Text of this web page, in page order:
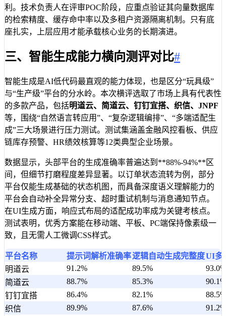
利。技术负责人在评审POC阶段，应重点验证其向量数据库
的检索精度、缓存命中率以及多租户资源隔离机制。只有底
座扎实，上层应用才能承载核心业务的长期演进。
三、智能生成能力横向测评对比#
智能生成是AI低代码最直观的能力体现，也是区分“玩具级”
与“生产级”平台的分水岭。本次横评选取了市场上具有代表性
的多款产品，包括明道云、简道云、钉钉宜搭、织信、JNPF
等，围绕“自然语言转应用”、“复杂逻辑编排”、“多端适配生
成”三大场景进行压力测试。测试集涵盖金融风控看板、供应
链库存预警、HR绩效核算等12类典型企业场景。
数据显示，头部平台的生成准确率普遍达到**88%-94%**区
间，但细节打磨程度差异显著。以订单状态流转为例，部分
平台仅能生成基础的状态机图，而具备深度语义理解能力的
平台会自动补全异常分支、超时重试机制与消息通知节点。
在UI生成方面，响应式布局的适配成功率成为关键考核点。
测试表明，优秀方案能在移动端、平板、PC端保持像素级一
致，且无需人工微调CSS样式。
平台名称 提示词解析准确率逻辑自动生成完整度UI多
明道云
91.2% 89.5%
93.0%
简道云
88.7% 85.3%
90.1%
钉钉宜搭
86.4% 82.1%
88.5%
织信
89.9% 87.6% 91.2%